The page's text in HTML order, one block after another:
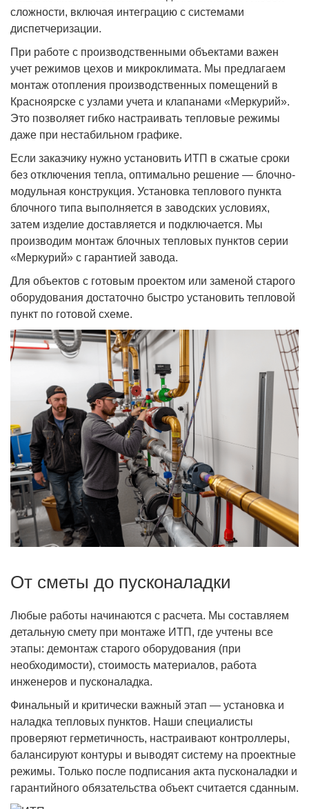
сложности, включая интеграцию с системами
диспетчеризации.
При работе с производственными объектами важен
учет режимов цехов и микроклимата. Мы предлагаем
монтаж отопления производственных помещений в
Красноярске с узлами учета и клапанами «Меркурий».
Это позволяет гибко настраивать тепловые режимы
даже при нестабильном графике.
Если заказчику нужно установить ИТП в сжатые сроки
без отключения тепла, оптимально решение — блочно-
модульная конструкция. Установка теплового пункта
блочного типа выполняется в заводских условиях,
затем изделие доставляется и подключается. Мы
производим монтаж блочных тепловых пунктов серии
«Меркурий» с гарантией завода.
Для объектов с готовым проектом или заменой старого
оборудования достаточно быстро установить тепловой
пункт по готовой схеме.
От сметы до пусконаладки
Любые работы начинаются с расчета. Мы составляем
детальную смету при монтаже ИТП, где учтены все
этапы: демонтаж старого оборудования (при
необходимости), стоимость материалов, работа
инженеров и пусконаладка.
Финальный и критически важный этап — установка и
наладка тепловых пунктов. Наши специалисты
проверяют герметичность, настраивают контроллеры,
балансируют контуры и выводят систему на проектные
режимы. Только после подписания акта пусконаладки и
гарантийного обязательства объект считается сданным.